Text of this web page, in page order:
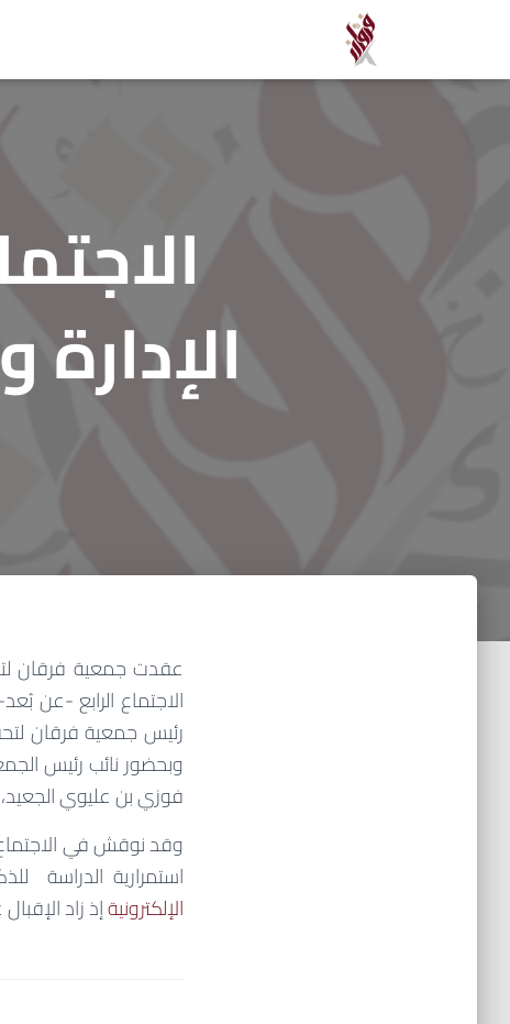
الاجتماع الرابع -عن
رئيس جمعية فرقان
وبحضور نائب رئيس
فوزي بن عليوي
وقد نوقش في
استمرارية الدراسة
الإلكترونيةإذ زاد